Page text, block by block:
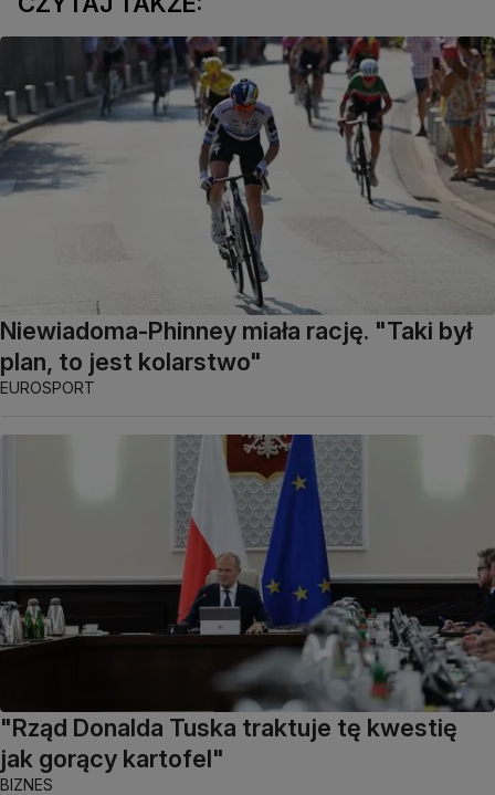
Niewiadoma-Phinney miała rację. "Taki był
plan, to jest kolarstwo"
EUROSPORT
"Rząd Donalda Tuska traktuje tę kwestię
jak gorący kartofel"
BIZNES